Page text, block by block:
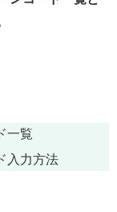
一覧
入力方法